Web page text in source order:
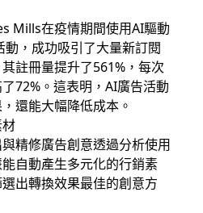
Mills在疫情期間使用AI驅動
，成功吸引了大量新訂閱
註冊量提升了561%，每次
72%。這表明，AI廣告活動
還能大幅降低成本。
精修廣告創意透過分析使用
自動產生多元化的行銷素
出轉換效果最佳的創意方